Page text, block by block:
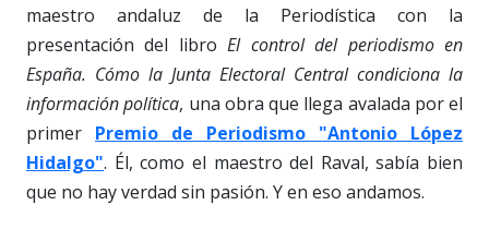
maestro andaluz de la Periodística con la
presentación del libroEl control del periodismo en
España. Cómo la Junta Electoral Central condiciona la
información política, una obra que llega avalada por el
primer Premio de Periodismo "Antonio López
Hidalgo". Él, como el maestro del Raval, sabía bien
que no hay verdad sin pasión. Y en eso andamos.